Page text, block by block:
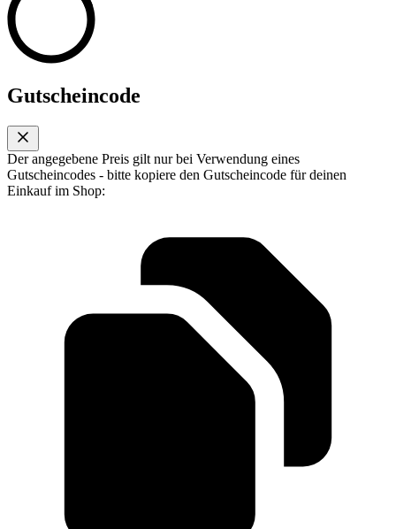
Gutscheincode
Der angegebene Preis gilt nur bei Verwendung eines
Gutscheincodes - bitte kopiere den Gutscheincode für deinen
Einkauf im Shop: